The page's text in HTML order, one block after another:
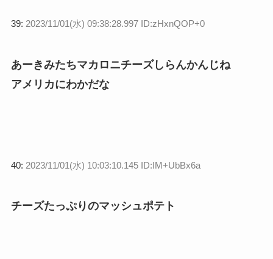
39: 2023/11/01(水) 09:38:28.997 ID:zHxnQOP+0
あーきみたちマカロニチーズしらんかんじね
アメリカにわかだな
40: 2023/11/01(水) 10:03:10.145 ID:IM+UbBx6a
チーズたっぷりのマッシュポテト